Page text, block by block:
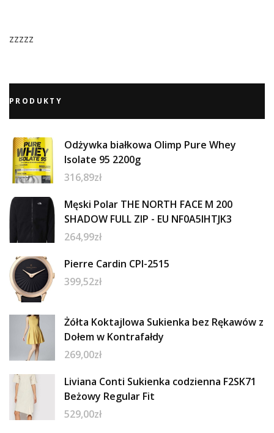
zzzzz
PRODUKTY
Odżywka białkowa Olimp Pure Whey
Isolate 95 2200g
316,89zł
Męski Polar THE NORTH FACE M 200
SHADOW FULL ZIP - EU NF0A5IHTJK3
264,99zł
Pierre Cardin CPI-2515
399,52zł
Żółta Koktajlowa Sukienka bez Rękawów z
Dołem w Kontrafałdy
269,00zł
Liviana Conti Sukienka codzienna F2SK71
Beżowy Regular Fit
529,00zł